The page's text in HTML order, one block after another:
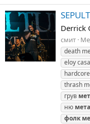
Derrick
смит
death
eloy
thrash
грув
ню
фолк